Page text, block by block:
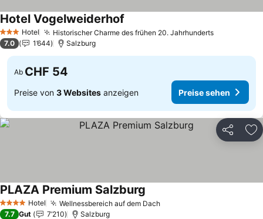
3 SterneHotel Historischer Charme des frühen 20. JahrhundertsPreise
Hotel Vogelweiderhof
7.0 1’644 Salzburg
Ab CHF 54
Preise von 3 Websites anzeigen Preise sehen
Teilen
4 Sterne Hotel Wellnessbereich auf dem DachPreise sehen
PLAZA Premium Salzburg
7.7 Gut 7’210 Salzburg